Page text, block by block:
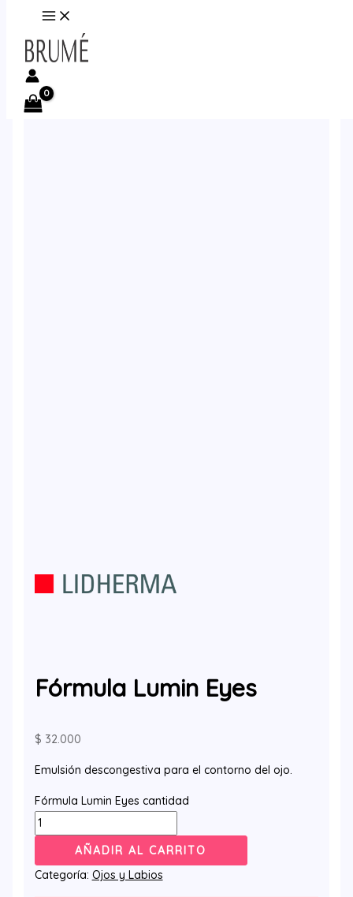
Ir al contenido
Fórmula Lumin Eyes
$ 32.000
Emulsión descongestiva para el contorno del ojo.
Fórmula Lumin Eyes cantidad
AÑADIR AL CARRITO
Categoría: Ojos y Labios